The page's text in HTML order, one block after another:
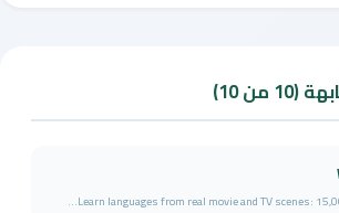
من 10)
Learn languages from real movie and TV scenes: